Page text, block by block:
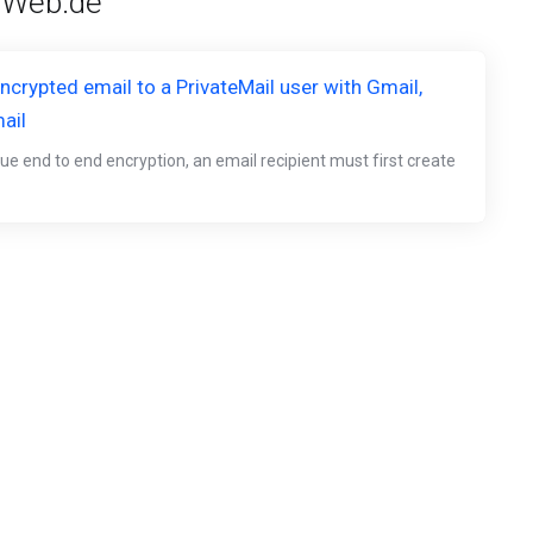
email to a PrivateMail user with Gmail,
end to end encryption, an email recipient must first create